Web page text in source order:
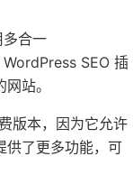
多合一
WordPress SEO 插
站。
版本，因为它允许
供了更多功能，可